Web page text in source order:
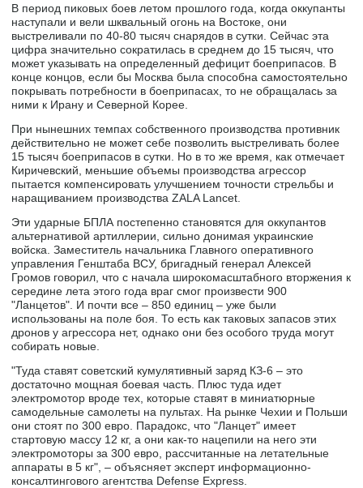
В период пиковых боев летом прошлого года, когда оккупанты
наступали и вели шквальный огонь на Востоке, они
выстреливали по 40-80 тысяч снарядов в сутки. Сейчас эта
цифра значительно сократилась в среднем до 15 тысяч, что
может указывать на определенный дефицит боеприпасов. В
конце концов, если бы Москва была способна самостоятельно
покрывать потребности в боеприпасах, то не обращалась за
ними к Ирану и Северной Корее.
При нынешних темпах собственного производства противник
действительно не может себе позволить выстреливать более
15 тысяч боеприпасов в сутки. Но в то же время, как отмечает
Киричевский, меньшие объемы производства агрессор
пытается компенсировать улучшением точности стрельбы и
наращиванием производства ZALA Lancet.
Эти ударные БПЛА постепенно становятся для оккупантов
альтернативой артиллерии, сильно донимая украинские
войска. Заместитель начальника Главного оперативного
управления Генштаба ВСУ, бригадный генерал Алексей
Громов говорил, что с начала широкомасштабного вторжения к
середине лета этого года враг смог произвести 900
"Ланцетов". И почти все – 850 единиц – уже были
использованы на поле боя. То есть как таковых запасов этих
дронов у агрессора нет, однако они без особого труда могут
собирать новые.
"Туда ставят советский кумулятивный заряд КЗ-6 – это
достаточно мощная боевая часть. Плюс туда идет
электромотор вроде тех, которые ставят в миниатюрные
самодельные самолеты на пультах. На рынке Чехии и Польши
они стоят по 300 евро. Парадокс, что "Ланцет" имеет
стартовую массу 12 кг, а они как-то нацепили на него эти
электромоторы за 300 евро, рассчитанные на летательные
аппараты в 5 кг", – объясняет эксперт информационно-
консалтингового агентства Defense Express.